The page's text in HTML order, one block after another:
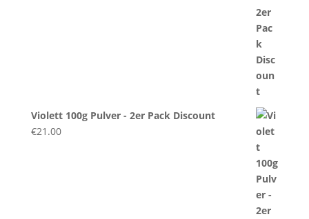
Violett 100g Pulver - 2er Pack Discount
€21.00